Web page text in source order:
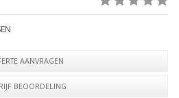
AANVRAGEN
BEOORDELING